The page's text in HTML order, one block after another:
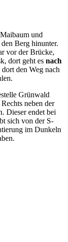
und
Berg hinunter.
vor der Brücke,
dort geht es nach
den Weg nach
Grünwald
neben der
Dieser endet bei
sich von der S-
im Dunkeln